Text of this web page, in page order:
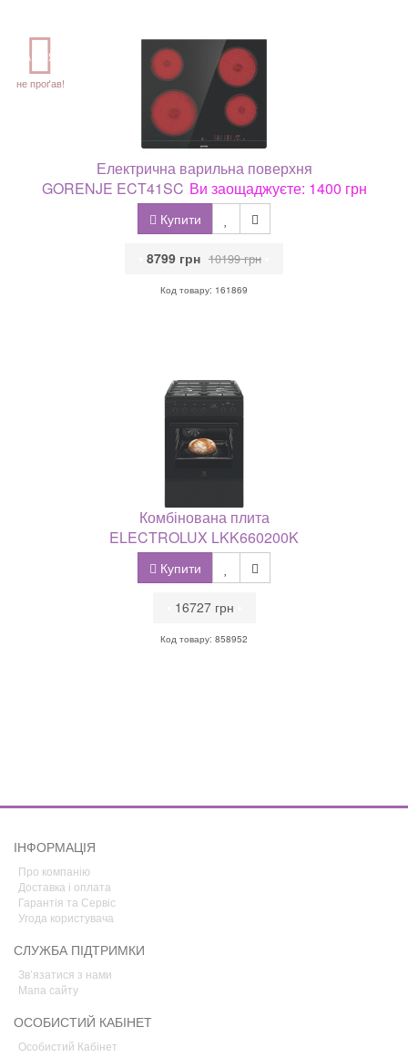
АКЦІЯ
не проґав!
Електрична варильна поверхня
GORENJE ECT41SC Ви заощаджуєте: 1400 грн
Купити
8799 грн 10199 грн
Код товару: 161869
Комбінована плита
ELECTROLUX LKK660200K
Купити
16727 грн
Код товару: 858952
ІНФОРМАЦІЯ
Про компанію
Доставка і оплата
Гарантія та Сервіс
Угода користувача
СЛУЖБА ПІДТРИМКИ
Зв’язатися з нами
Мапа сайту
ОСОБИСТИЙ КАБІНЕТ
Особистий Кабінет